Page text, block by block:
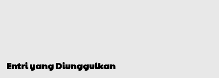
Entri yang Diunggulkan